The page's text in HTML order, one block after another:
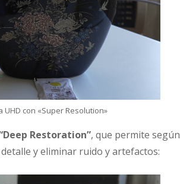
UHD con «Super Resolution»
Restoration”, que permite según
y eliminar ruido y artefactos: